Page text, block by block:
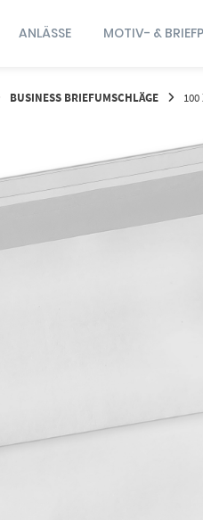
ANLÄSSE MOTIV- &
BUSINESS BRIEFUMSCHLÄGE 100